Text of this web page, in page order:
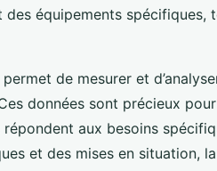
des équipements spécifiques,
permet de mesurer et
données sont précieux
répondent aux besoins
et des mises en situation,